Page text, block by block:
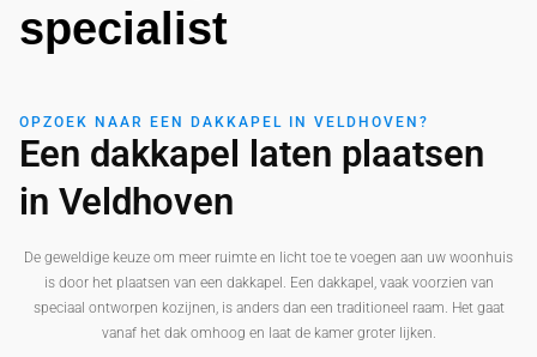
specialist
OPZOEK NAAR EEN DAKKAPEL IN VELDHOVEN?
Een dakkapel laten plaatsen
in Veldhoven
De geweldige keuze om meer ruimte en licht toe te voegen aan uw woonhuis
is door het plaatsen van een dakkapel. Een dakkapel, vaak voorzien van
speciaal ontworpen kozijnen, is anders dan een traditioneel raam. Het gaat
vanaf het dak omhoog en laat de kamer groter lijken.